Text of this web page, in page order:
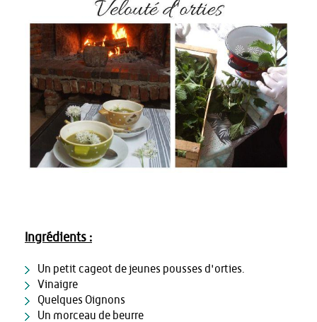
Ingrédients :
Un petit cageot de jeunes pousses d'orties.
Vinaigre
Quelques Oignons
Un morceau de beurre